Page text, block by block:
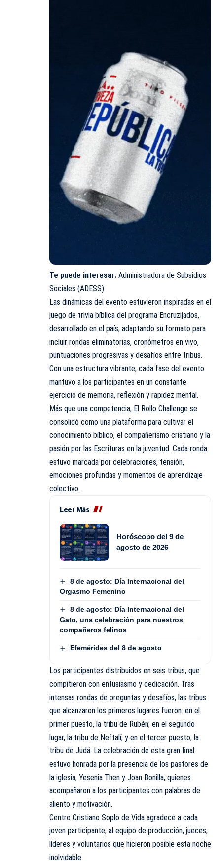
Te puede interesar: Administradora de Subsidios
Sociales (ADESS)
Las dinámicas del evento estuvieron inspiradas en el
juego de trivia bíblica del programa Encruzijados,
desarrollado en el país, adaptando su formato para
incluir rondas eliminatorias, cronómetros en vivo,
puntuaciones progresivas y desafíos entre tribus.
Con una estructura vibrante, cada fase del evento
mantuvo a los participantes en un constante
ejercicio de memoria, reflexión y rapidez mental.
Más que una competencia, El Rollo Challenge se
consolidó como una plataforma para cultivar el
conocimiento bíblico, el compañerismo cristiano y la
pasión por las Escrituras en la juventud. Cada ronda
estuvo marcada por celebraciones, tensión,
emociones profundas y momentos de aprendizaje
colectivo.
Leer Más
Horóscopo del 9 de
agosto de 2026
8 de agosto: Día Internacional del
Orgasmo Femenino
8 de agosto: Día Internacional del
Gato, una celebración para nuestros
compañeros felinos
Efemérides del 8 de agosto
Los participantes distribuidos en seis tribus, que
compitieron con entusiasmo y dedicación. Tras
intensas rondas de preguntas y desafíos, las tribus
que alcanzaron los primeros lugares fueron: en el
primer puesto, la tribu de Rubén; en el segundo
lugar, la tribu de Neftalí; y en el tercer puesto, la
tribu de Judá. La celebración de esta gran final
estuvo honrada por la presencia de los pastores de
la iglesia, Yesenia Then y Joan Bonilla, quienes
acompañaron a los participantes con palabras de
aliento y motivación.
Centro Cristiano Soplo de Vida agradece a cada
joven participante, al equipo de producción, jueces,
líderes y voluntarios que hicieron posible esta noche
inolvidable.